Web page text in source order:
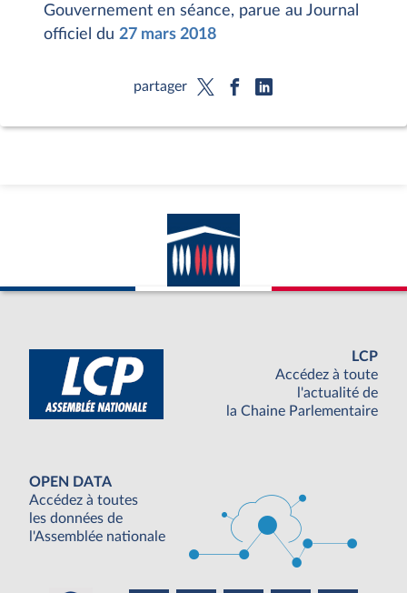
Gouvernement en séance, parue au Journal
officiel du 27 mars 2018
partager
LCP
Accédez à toute
l'actualité de
la Chaine Parlementaire
OPEN DATA
Accédez à toutes
les données de
l'Assemblée nationale